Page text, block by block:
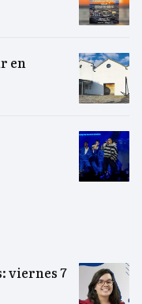
en
viernes 7